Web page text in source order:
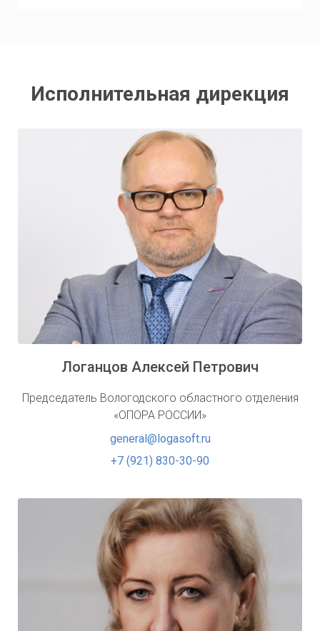
Исполнительная дирекция
Логанцов Алексей Петрович
Председатель Вологодского областного отделения
«ОПОРА РОССИИ»
general@logasoft.ru
+7 (921) 830-30-90